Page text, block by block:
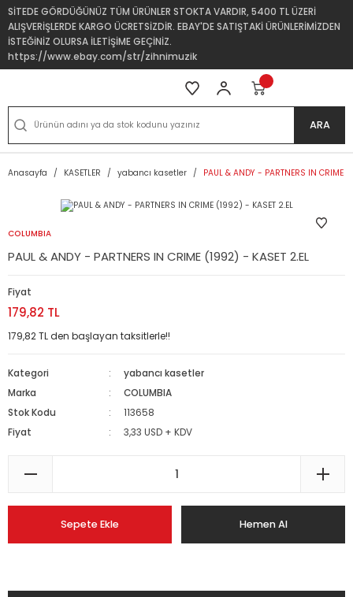
SİTEDE GÖRDÜĞÜNÜZ TÜM ÜRÜNLER STOKTA VARDIR, 5400 TL ÜZERİ
ALIŞVERİŞLERDE KARGO ÜCRETSİZDİR. EBAY'DE SATIŞTAKİ ÜRÜNLERİMİZDEN
İSTEĞİNİZ OLURSA İLETİŞİME GEÇİNİZ.
https://www.ebay.com/str/zihnimuzik
ARA
Anasayfa KASETLER yabancı kasetler PAUL & ANDY - PARTNERS IN CRIME
COLUMBIA
PAUL & ANDY - PARTNERS IN CRIME (1992) - KASET 2.EL
Fiyat
179,82 TL
179,82 TL den başlayan taksitlerle!!
Kategori
yabancı kasetler
Marka
COLUMBIA
Stok Kodu
113658
Fiyat
3,33 USD + KDV
Sepete Ekle Hemen Al